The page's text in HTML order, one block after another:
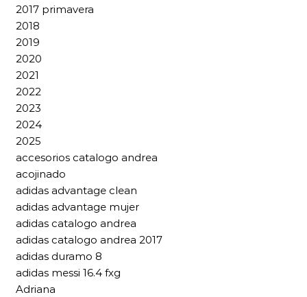
2017 primavera
2018
2019
2020
2021
2022
2023
2024
2025
accesorios catalogo andrea
acojinado
adidas advantage clean
adidas advantage mujer
adidas catalogo andrea
adidas catalogo andrea 2017
adidas duramo 8
adidas messi 16.4 fxg
Adriana